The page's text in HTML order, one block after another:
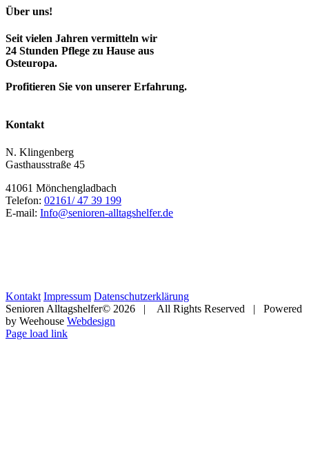
Über uns!
Seit vielen Jahren vermitteln wir
24 Stunden Pflege zu Hause aus
Osteuropa.
Profitieren Sie von unserer Erfahrung.
Kontakt
N. Klingenberg
Gasthausstraße 45
41061 Mönchengladbach
Telefon: 02161/ 47 39 199
E-mail: Info@senioren-alltagshelfer.de
Kontakt Impressum Datenschutzerklärung
Senioren Alltagshelfer© 2026 | All Rights Reserved | Powered
by Weehouse Webdesign
Facebook
Instagram
Pinterest
X
Yelp
Rss
E-
Page load link